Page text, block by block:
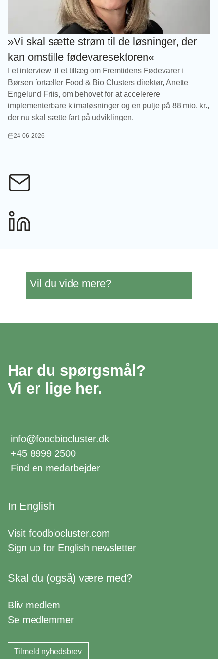
»Vi skal sætte strøm til de løsninger, der
kan omstille fødevaresektoren«
I et interview til et tillæg om Fremtidens Fødevarer i
Børsen fortæller Food & Bio Clusters direktør, Anette
Engelund Friis, om behovet for at accelerere
implementerbare klimaløsninger og en pulje på 88 mio. kr.,
der nu skal sætte fart på udviklingen.
24-06-2026
Vil du vide mere?
Har du spørgsmål?
Vi er lige her.
info@foodbiocluster.dk
+45 8999 2500
Find en medarbejder
In English
Visit foodbiocluster.com
Sign up for English newsletter
Skal du (også) være med?
Bliv medlem
Se medlemmer
Tilmeld nyhedsbrev